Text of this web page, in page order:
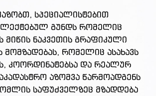
სპეციალისტებით
გუნდს რომელიც
მიწის ნაკვეთის გრაფიკული
მომზადებას, რომელიც ასახავს
კოორდინატებსა და რეალურ
აზომვა წარმოადგენს
საფუძველზეც მზადდება